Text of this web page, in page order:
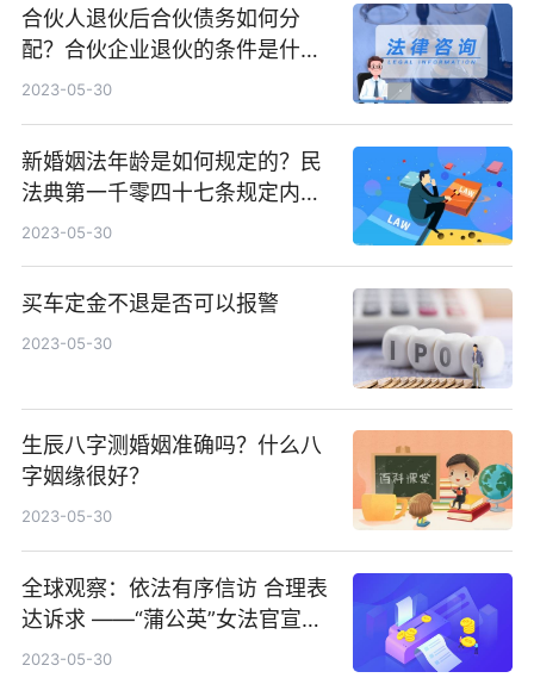
合伙人退伙后合伙债务如何分
配？合伙企业退伙的条件是什
么？
2023-05-30
新婚姻法年龄是如何规定的？民
法典第一千零四十七条规定内容
有什么？
2023-05-30
买车定金不退是否可以报警
2023-05-30
生辰八字测婚姻准确吗？什么八
字姻缘很好？
2023-05-30
全球观察：依法有序信访 合理表
达诉求 ——“蒲公英”女法官宣讲
团进社区
2023-05-30